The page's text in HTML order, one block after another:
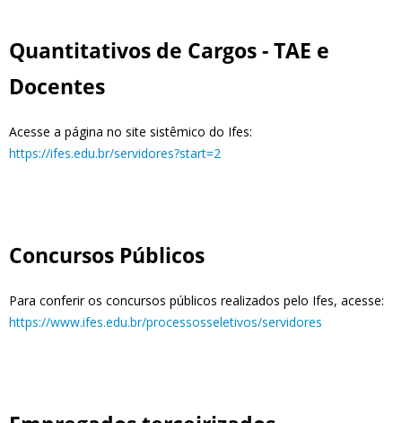
Quantitativos de Cargos - TAE e
Docentes
Acesse a página no site sistêmico do Ifes:
https://ifes.edu.br/servidores?start=2
Concursos Públicos
Para conferir os concursos públicos realizados pelo Ifes, acesse:
https://www.ifes.edu.br/processosseletivos/servidores